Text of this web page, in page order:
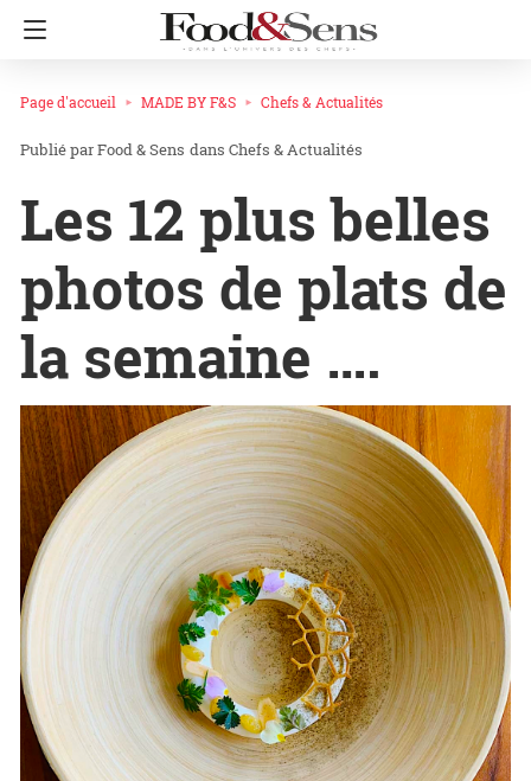
Page d'accueil MADE BY F&S Chefs & Actualités
Food & Sens dans Chefs & Actualités
Les 12 plus belles
photos de plats de
la semaine ….